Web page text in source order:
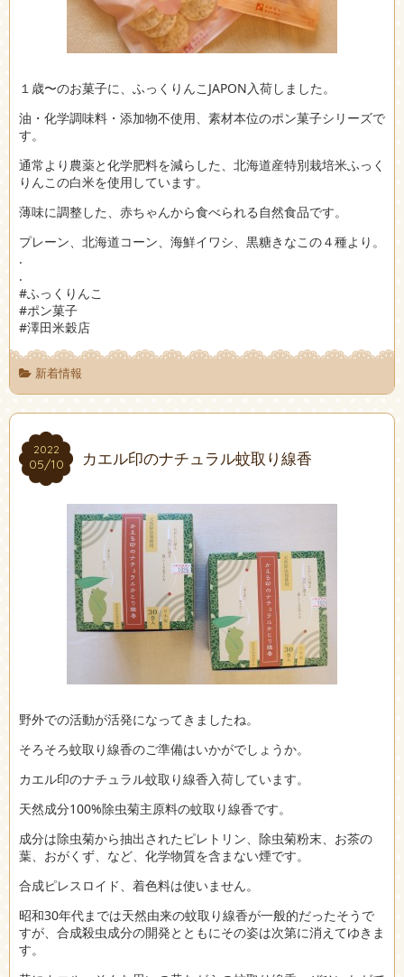
１歳〜のお菓子に、ふっくりんこJAPON入荷しました。
油・化学調味料・添加物不使用、素材本位のポン菓子シリーズで
す。
通常より農薬と化学肥料を減らした、北海道産特別栽培米ふっく
りんこの白米を使用しています。
薄味に調整した、赤ちゃんから食べられる自然食品です。
プレーン、北海道コーン、海鮮イワシ、黒糖きなこの４種より。
.
.
#ふっくりんこ
#ポン菓子
#澤田米穀店
新着情報
2022
05/10
2022
05/10 カエル印のナチュラル蚊取り線香
野外での活動が活発になってきましたね。
そろそろ蚊取り線香のご準備はいかがでしょうか。
カエル印のナチュラル蚊取り線香入荷しています。
天然成分100%除虫菊主原料の蚊取り線香です。
成分は除虫菊から抽出されたピレトリン、除虫菊粉末、お茶の
葉、おがくず、など、化学物質を含まない煙です。
合成ピレスロイド、着色料は使いません。
昭和30年代までは天然由来の蚊取り線香が一般的だったそうで
すが、合成殺虫成分の開発とともにその姿は次第に消えてゆきま
す。